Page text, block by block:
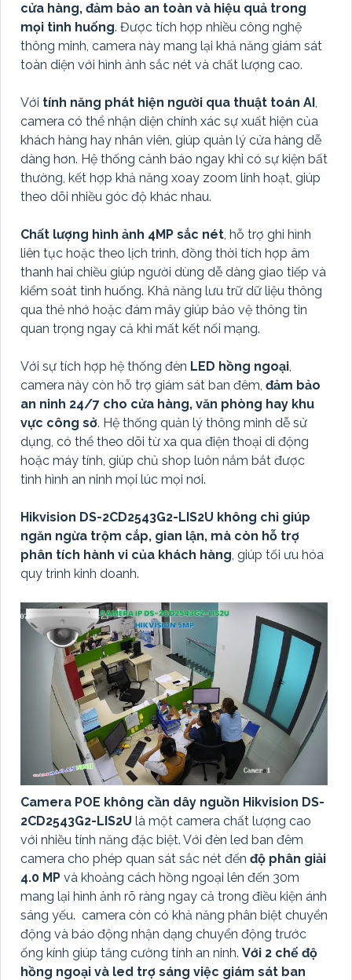
cửa hàng, đảm bảo an toàn và hiệu quả trong
mọi tình huống. Được tích hợp nhiều công nghệ
thông minh, camera này mang lại khả năng giám sát
toàn diện với hình ảnh sắc nét và chất lượng cao.
Với tính năng phát hiện người qua thuật toán AI,
camera có thể nhận diện chính xác sự xuất hiện của
khách hàng hay nhân viên, giúp quản lý cửa hàng dễ
dàng hơn. Hệ thống cảnh báo ngay khi có sự kiện bất
thường, kết hợp khả năng xoay zoom linh hoạt, giúp
theo dõi nhiều góc độ khác nhau.
Chất lượng hình ảnh 4MP sắc nét, hỗ trợ ghi hình
liên tục hoặc theo lịch trình, đồng thời tích hợp âm
thanh hai chiều giúp người dùng dễ dàng giao tiếp và
kiểm soát tình huống. Khả năng lưu trữ dữ liệu thông
qua thẻ nhớ hoặc đám mây giúp bảo vệ thông tin
quan trọng ngay cả khi mất kết nối mạng.
Với sự tích hợp hệ thống đèn LED hồng ngoại,
camera này còn hỗ trợ giám sát ban đêm, đảm bảo
an ninh 24/7 cho cửa hàng, văn phòng hay khu
vực công sở. Hệ thống quản lý thông minh dễ sử
dụng, có thể theo dõi từ xa qua điện thoại di động
hoặc máy tính, giúp chủ shop luôn nắm bắt được
tình hình an ninh mọi lúc mọi nơi.
Hikvision DS-2CD2543G2-LIS2U không chỉ giúp
ngăn ngừa trộm cắp, gian lận, mà còn hỗ trợ
phân tích hành vi của khách hàng, giúp tối ưu hóa
quy trình kinh doanh.
Camera POE không cần dây nguồn Hikvision DS-
2CD2543G2-LIS2U là một camera chất lượng cao
với nhiều tính năng đặc biệt. Với đèn led ban đêm
camera cho phép quan sát sắc nét đến độ phân giải
4.0 MP và khoảng cách hồng ngoại lên đến 30m
mang lại hình ảnh rõ ràng ngay cả trong điều kiện ánh
sáng yếu. camera còn có khả năng phân biệt chuyển
động và báo động nhận dạng chuyển động trước
ống kính giúp tăng cường tính an ninh. Với 2 chế độ
hồng ngoại và led trợ sáng việc giám sát ban